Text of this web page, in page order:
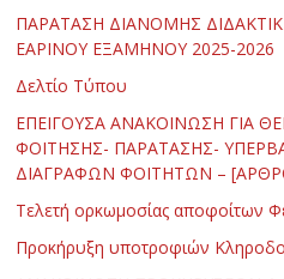
ΠΑΡΑΤΑΣΗ ΔΙΑΝΟΜΗΣ
ΕΑΡΙΝΟΥ ΕΞΑΜΗΝΟΥ 2025-2026
Δελτίο Τύπου
ΕΠΕΙΓΟΥΣΑ ΑΝΑΚΟΙΝΩΣΗ ΓΙΑ
ΦΟΙΤΗΣΗΣ- ΠΑΡΑΤΑΣΗΣ-
ΔΙΑΓΡΑΦΩΝ ΦΟΙΤΗΤΩΝ –
Τελετή ορκωμοσίας αποφοίτων
Προκήρυξη υποτροφιών